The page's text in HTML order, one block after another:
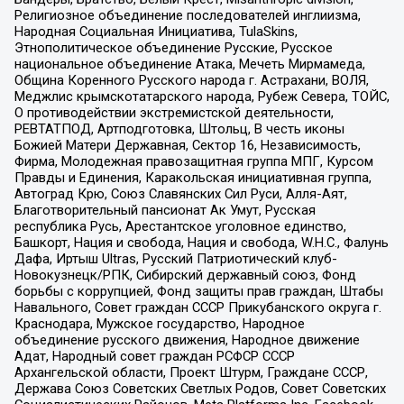
Религиозное объединение последователей инглиизма,
Народная Социальная Инициатива, TulaSkins,
Этнополитическое объединение Русские, Русское
национальное объединение Атака, Мечеть Мирмамеда,
Община Коренного Русского народа г. Астрахани, ВОЛЯ,
Меджлис крымскотатарского народа, Рубеж Севера, ТОЙС,
О противодействии экстремистской деятельности,
РЕВТАТПОД, Артподготовка, Штольц, В честь иконы
Божией Матери Державная, Сектор 16, Независимость,
Фирма, Молодежная правозащитная группа МПГ, Курсом
Правды и Единения, Каракольская инициативная группа,
Автоград Крю, Союз Славянских Сил Руси, Алля-Аят,
Благотворительный пансионат Ак Умут, Русская
республика Русь, Арестантское уголовное единство,
Башкорт, Нация и свобода, Нация и свобода, W.H.С., Фалунь
Дафа, Иртыш Ultras, Русский Патриотический клуб-
Новокузнецк/РПК, Сибирский державный союз, Фонд
борьбы с коррупцией, Фонд защиты прав граждан, Штабы
Навального, Совет граждан СССР Прикубанского округа г.
Краснодара, Мужское государство, Народное
объединение русского движения, Народное движение
Адат, Народный совет граждан РСФСР СССР
Архангельской области, Проект Штурм, Граждане СССР,
Держава Союз Советских Светлых Родов, Совет Советских